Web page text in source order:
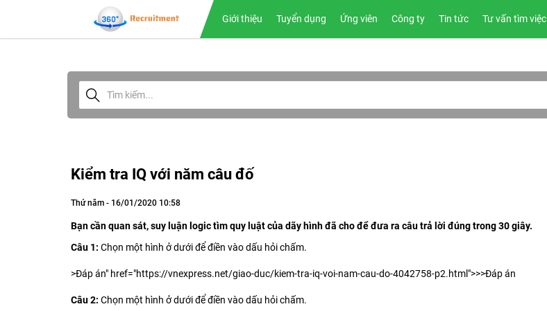
Giới thiệu Tuyển dụng Ứng viên Công ty Tin tức Tư vấn tìm việc
Kiểm tra IQ với năm câu đố
Thứ năm - 16/01/2020 10:58
Bạn cần quan sát, suy luận logic tìm quy luật của dãy hình đã cho để đưa ra câu trả lời đúng trong 30 giây.
Câu 1: Chọn một hình ở dưới để điền vào dấu hỏi chấm.
>Đáp án" href="https://vnexpress.net/giao-duc/kiem-tra-iq-voi-nam-cau-do-4042758-p2.html">>>Đáp án
Câu 2: Chọn một hình ở dưới để điền vào dấu hỏi chấm.